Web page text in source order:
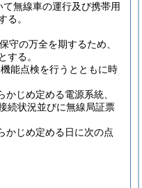
無線車の運行及び携帯用
る。
守の万全を期するため、
する。
能点検を行うとともに時
じめ定める電源系統、
続状況並びに無線局証票
じめ定める日に次の点